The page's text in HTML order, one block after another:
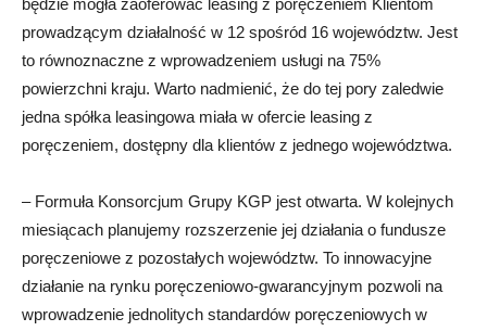
będzie mogła zaoferować leasing z poręczeniem Klientom
prowadzącym działalność w 12 spośród 16 województw. Jest
to równoznaczne z wprowadzeniem usługi na 75%
powierzchni kraju. Warto nadmienić, że do tej pory zaledwie
jedna spółka leasingowa miała w ofercie leasing z
poręczeniem, dostępny dla klientów z jednego województwa.
– Formuła Konsorcjum Grupy KGP jest otwarta. W kolejnych
miesiącach planujemy rozszerzenie jej działania o fundusze
poręczeniowe z pozostałych województw. To innowacyjne
działanie na rynku poręczeniowo-gwarancyjnym pozwoli na
wprowadzenie jednolitych standardów poręczeniowych w